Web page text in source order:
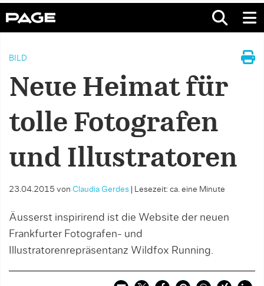
BILD
Neue Heimat für
tolle Fotografen
und Illustratoren
23.04.2015 von Claudia Gerdes Lesezeit: ca. eine Minute
Äusserst inspirirend ist die Website der neuen
Frankfurter Fotografen- und
Illustratorenrepräsentanz Wildfox Running.